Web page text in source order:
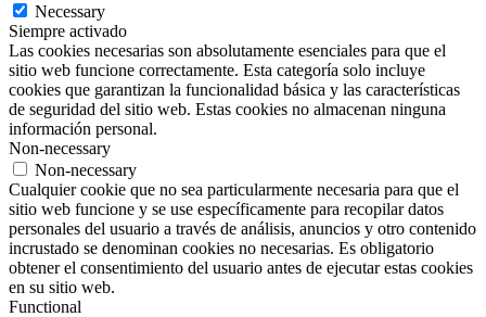
Necessary
Siempre activado
Las cookies necesarias son absolutamente esenciales para que el
sitio web funcione correctamente. Esta categoría solo incluye
cookies que garantizan la funcionalidad básica y las características
de seguridad del sitio web. Estas cookies no almacenan ninguna
información personal.
Non-necessary
Non-necessary
Cualquier cookie que no sea particularmente necesaria para que el
sitio web funcione y se use específicamente para recopilar datos
personales del usuario a través de análisis, anuncios y otro contenido
incrustado se denominan cookies no necesarias. Es obligatorio
obtener el consentimiento del usuario antes de ejecutar estas cookies
en su sitio web.
Functional